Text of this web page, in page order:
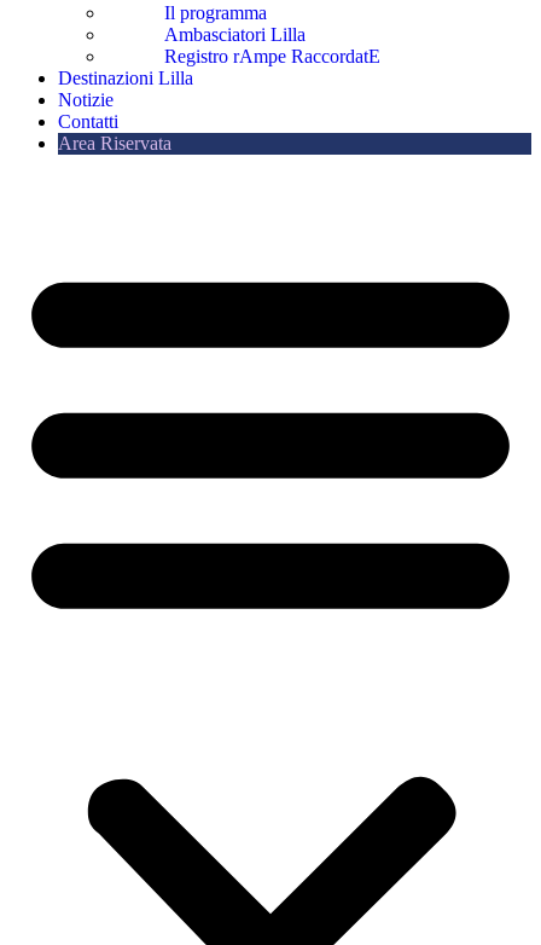
Il programma
Ambasciatori Lilla
Registro rAmpe RaccordatE
Destinazioni Lilla
Notizie
Contatti
Area Riservata